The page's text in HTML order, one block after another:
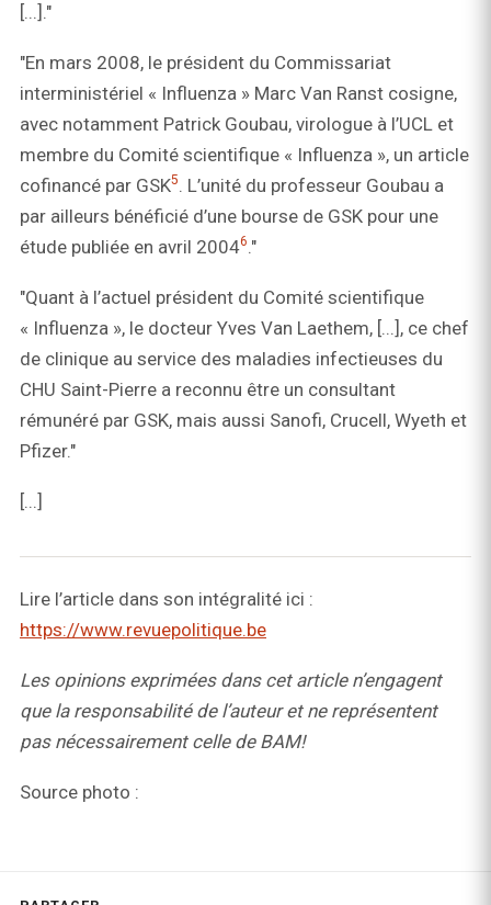
[...]."
"En mars 2008, le président du Commissariat
interministériel « Influenza » Marc Van Ranst cosigne,
avec notamment Patrick Goubau, virologue à l’UCL et
membre du Comité scientifique « Influenza », un article
cofinancé par GSK5. L’unité du professeur Goubau a
par ailleurs bénéficié d’une bourse de GSK pour une
étude publiée en avril 20046."
"Quant à l’actuel président du Comité scientifique
« Influenza », le docteur Yves Van Laethem, [...], ce chef
de clinique au service des maladies infectieuses du
CHU Saint-Pierre a reconnu être un consultant
rémunéré par GSK, mais aussi Sanofi, Crucell, Wyeth et
Pfizer."
[...]
Lire l’article dans son intégralité ici :
https://www.revuepolitique.be
Les opinions exprimées dans cet article n’engagent
que la responsabilité de l’auteur et ne représentent
pas nécessairement celle de BAM!
Source photo :